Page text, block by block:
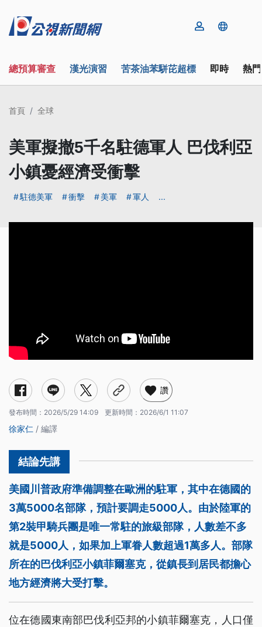
總預算審查 漢光演習 苦茶油苯駢芘超標 即時 熱
首頁 全球
美軍擬撤5千名駐德軍人 巴伐利亞
小鎮憂經濟受衝擊
駐德美軍 衝擊 美軍 軍人 ...
讚
發布時間： 2026/5/29 14:09 更新時間： 2026/6/1 11:07
徐家仁 / 編譯
美國川普政府準備調整在歐洲的駐軍，其中在德國的
3萬5000名部隊，預計要調走5000人。由於陸軍的
第2裝甲騎兵團是唯一常駐的旅級部隊，人數差不多
就是5000人，如果加上軍眷人數超過1萬多人。部隊
所在的巴伐利亞小鎮菲爾塞克，從鎮長到居民都擔心
地方經濟將大受打擊。
位在德國東南部巴伐利亞邦的小鎮菲爾塞克，人口僅